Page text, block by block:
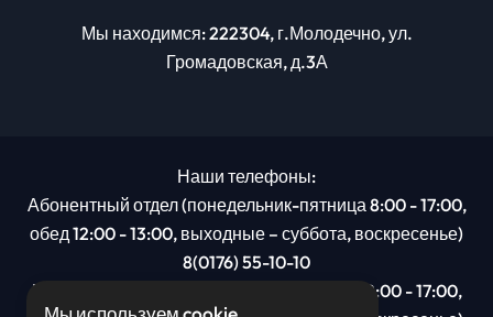
Мы находимся: 222304, г.Молодечно, ул.
Громадовская, д.3А
Наши телефоны:
Абонентный отдел (понедельник-пятница 8:00 - 17:00,
обед 12:00 - 13:00, выходные – суббота, воскресенье)
8(0176) 55-10-10
Рекламный отдел (понедельник-пятница 8:00 - 17:00,